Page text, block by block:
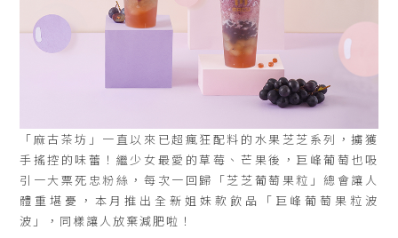
「麻古茶坊」一直以來已超瘋狂配料的水果芝芝系列，擄獲
手搖控的味蕾！繼少女最愛的草莓、芒果後，巨峰葡萄也吸
引一大票死忠粉絲，每次一回歸「芝芝葡萄果粒」總會讓人
體重堪憂，本月推出全新姐妹款飲品「巨峰葡萄果粒波
波」，同樣讓人放棄減肥啦！